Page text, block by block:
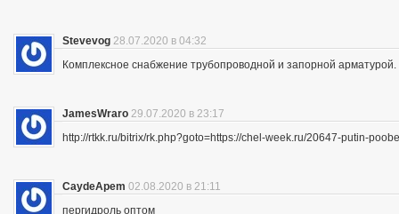
Stevevog 28.07.2020 в 04:32
Комплексное снабжение трубопроводной и запорной арматурой.
JamesWraro 29.07.2020 в 23:17
http://rtkk.ru/bitrix/rk.php?goto=https://chel-week.ru/20647-putin-
CaydeApem 02.08.2020 в 21:11
пергидроль оптом